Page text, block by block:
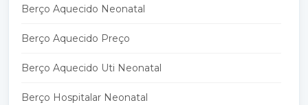
Berço Aquecido Neonatal
Berço Aquecido Preço
Berço Aquecido Uti Neonatal
Berço Hospitalar Neonatal